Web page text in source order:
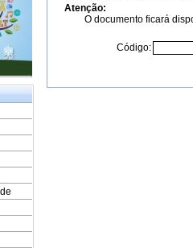
Atenção:
O documento ficará
Código: